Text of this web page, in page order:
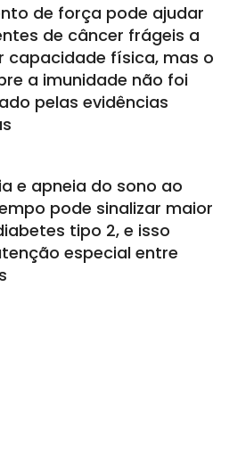
de força pode ajudar
de câncer frágeis a
capacidade física, mas o
a imunidade não foi
pelas evidências
e apneia do sono ao
pode sinalizar maior
tipo 2, e isso
especial entre